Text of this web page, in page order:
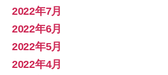
2022年7月
2022年6月
2022年5月
2022年4月